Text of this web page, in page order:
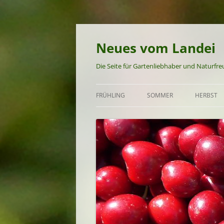
Neues vom Landei
Die Seite für Gartenliebhaber und
FRÜHLING
FRÜHLING
FRÜHLINGS-REZEPTE
SOMMER
FRÜHSOMMER-REZEPTE
SOMMER-REZEPTE
SPÄTSOMMER-REZEPTE
HERBST
HERBST-